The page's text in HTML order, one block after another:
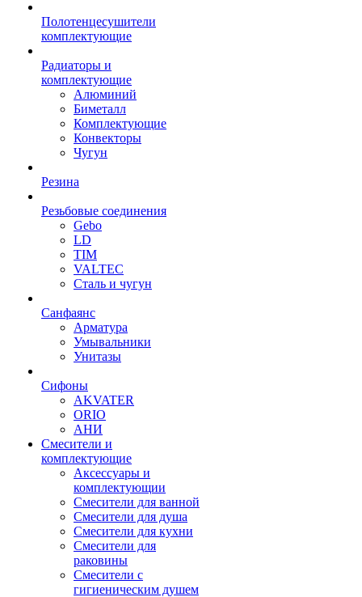
Полотенцесушители
комплектующие
Радиаторы и
комплектующие
Алюминий
Биметалл
Комплектующие
Конвекторы
Чугун
Резина
Резьбовые соединения
Gebo
LD
TIM
VALTEC
Сталь и чугун
Санфаянс
Арматура
Умывальники
Унитазы
Сифоны
AKVATER
ORIO
АНИ
Смесители и
комплектующие
Аксессуары и
комплектующии
Смесители для ванной
Смесители для душа
Смесители для кухни
Смесители для
раковины
Смесители с
гигиеническим душем